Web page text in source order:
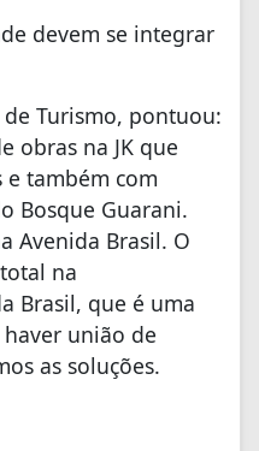
devem se integrar
Turismo, pontuou:
obras na JK que
e também com
Bosque Guarani.
Avenida Brasil. O
na
Brasil, que é uma
união de
as soluções.